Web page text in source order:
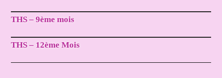
THS – 9ème mois
THS – 12ème Mois